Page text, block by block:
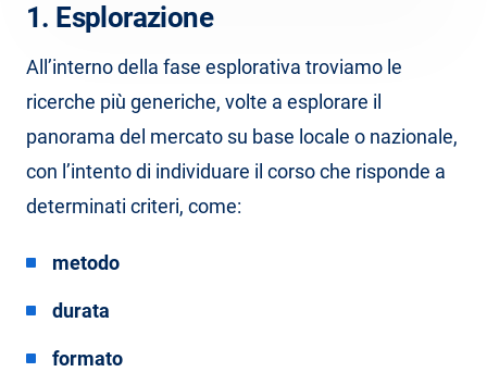
1. Esplorazione
All’interno della fase esplorativa troviamo le
ricerche più generiche, volte a esplorare il
panorama del mercato su base locale o nazionale,
con l’intento di individuare il corso che risponde a
determinati criteri, come:
metodo
durata
formato